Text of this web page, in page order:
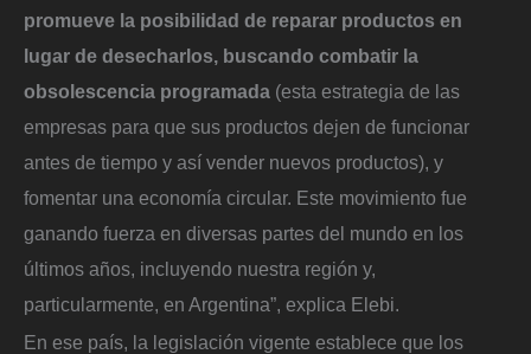
promueve la posibilidad de reparar productos en
lugar de desecharlos, buscando combatir la
obsolescencia programada (esta estrategia de las
empresas para que sus productos dejen de funcionar
antes de tiempo y así vender nuevos productos), y
fomentar una economía circular. Este movimiento fue
ganando fuerza en diversas partes del mundo en los
últimos años, incluyendo nuestra región y,
particularmente, en Argentina”, explica Elebi.
En ese país, la legislación vigente establece que los